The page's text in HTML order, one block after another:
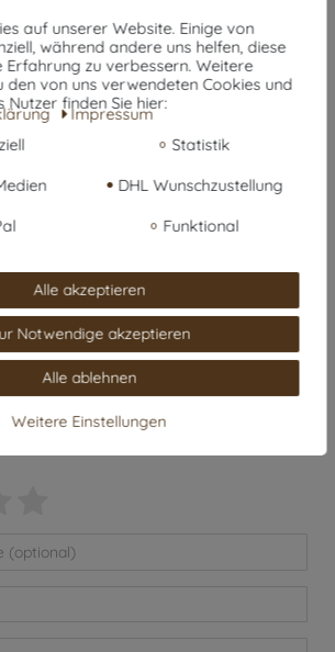
T 40 x H 14 cm
T 56 x H 17 cm
(0)
0
0
0
0
0
auf unserer Website. Einige von
während andere uns helfen, diese
Erfahrung zu verbessern. Weitere
den von uns verwendeten Cookies und
Nutzer finden Sie hier:
Impressum
Statistik
DHL Wunschzustellung
Funktional
Alle akzeptieren
Notwendige akzeptieren
Alle ablehnen
Weitere Einstellungen